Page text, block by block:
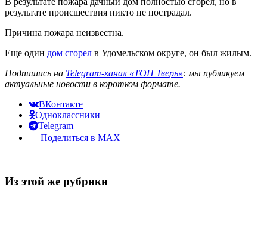
результате происшествия никто не пострадал.
Причина пожара неизвестна.
Еще один дом сгорел в Удомельском округе, он был жилым.
Подпишись на Telegram-канал «ТОП Тверь»: мы публикуем
актуальные новости в коротком формате.
ВКонтакте
Одноклассники
Telegram
Поделиться в MAX
Из этой же рубрики